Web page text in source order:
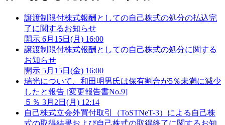
譲渡制限付株式報酬としての自己株式の処分の払込完
了に関するお知らせ
開示 6月15日(月) 16:00
譲渡制限付株式報酬としての自己株式の処分に関する
お知らせ
開示 5月15日(金) 16:00
瑞光について、和田明男氏は保有割合が5％未満に減少
したと報告 [変更報告書No.9]
５％ 3月2日(月) 12:14
自己株式立会外買付取引（ToSTNeT-3）による自己株
式の取得結果および自己株式の取得終了に関するお知